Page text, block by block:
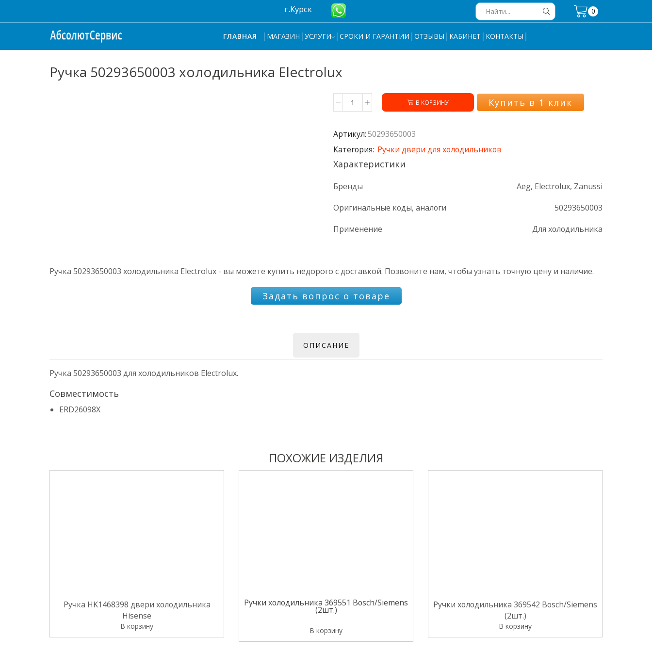
г.Курск
input
0
ГЛАВНАЯ МАГАЗИН УСЛУГИ СРОКИ И ГАРАНТИИ ОТЗЫВЫ КАБИНЕТ КОНТАКТЫ
Ручка 50293650003 холодильника Electrolux
Количество
50293650003
холодильника
Electrolux
В КОРЗИНУ Купить в 1 клик
Артикул:50293650003
Категория: Ручки двери для холодильников
Характеристики
Бренды
Aeg, Electrolux, Zanussi
Оригинальные коды, аналоги
50293650003
Применение
Для холодильника
Ручка 50293650003 холодильника Electrolux - вы можете купить недорого с доставкой. Позвоните нам, чтобы узнать точную цену и наличие.
Задать вопрос о товаре
ОПИСАНИЕ
Ручка 50293650003 для холодильников Electrolux.
Совместимость
ERD26098X
ПОХОЖИЕ ИЗДЕЛИЯ
Ручка HK1468398 двери холодильника
Hisense
В корзину
Ручки холодильника 369551 Bosch/Siemens
(2шт.)
В корзину
Ручки холодильника 369542 Bosch/Siemens
(2шт.)
В корзину